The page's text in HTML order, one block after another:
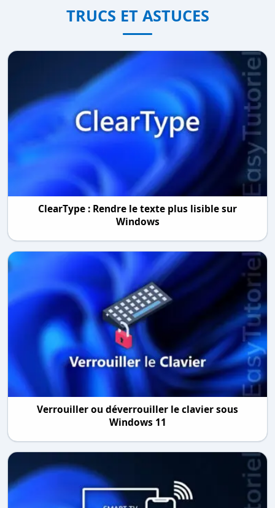
TRUCS ET ASTUCES
ClearType : Rendre le texte plus lisible sur
Windows
Verrouiller ou déverrouiller le clavier sous
Windows 11